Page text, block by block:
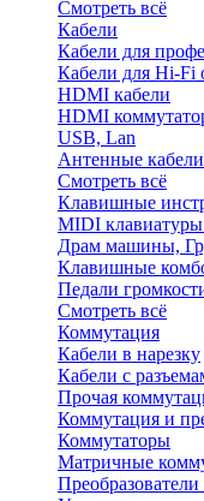
Смотреть всё
Кабели
Кабели для
Кабели для Hi-Fi
HDMI кабели
HDMI
USB, Lan
Антенные кабели
Смотреть всё
Клавишные
MIDI
Драм машины,
Клавишные
Педали
Смотреть всё
Коммутация
Кабели в нарезку
Кабели с
Прочая
Коммутация и
Коммутаторы
Матричные